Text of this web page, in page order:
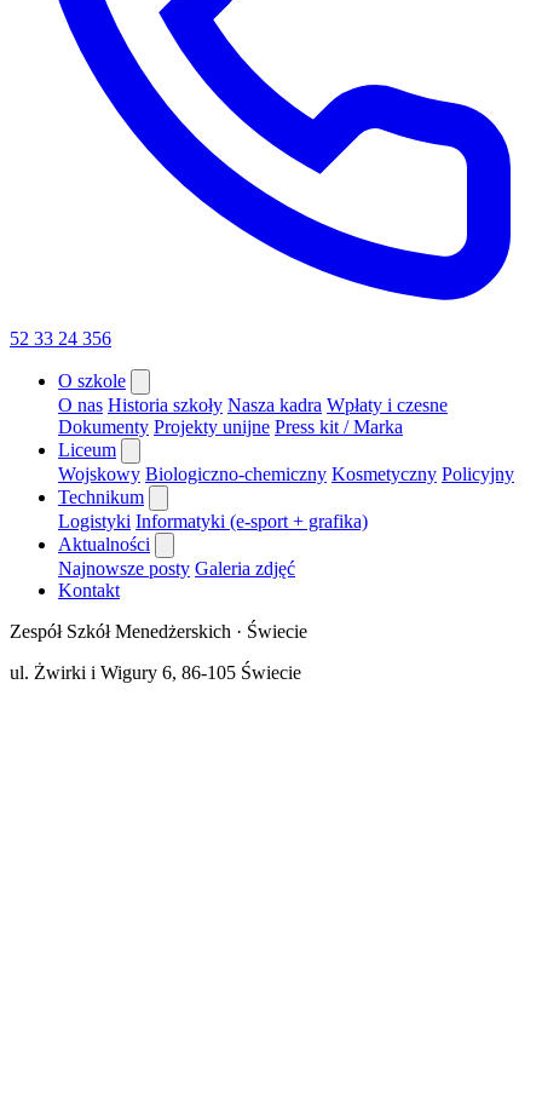
52 33 24 356
O szkole
O nas Historia szkoły Nasza kadra Wpłaty i czesne
Dokumenty Projekty unijne Press kit / Marka
Liceum
Wojskowy Biologiczno-chemiczny Kosmetyczny Policyjny
Technikum
Logistyki Informatyki (e-sport + grafika)
Aktualności
Najnowsze posty Galeria zdjęć
Kontakt
Zespół Szkół Menedżerskich · Świecie
ul. Żwirki i Wigury 6, 86-105 Świecie